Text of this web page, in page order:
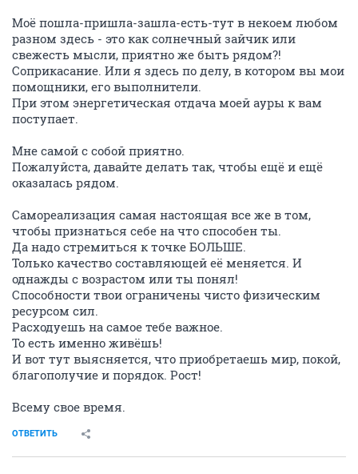
Моё пошла-пришла-зашла-есть-тут в некоем любом
разном здесь - это как солнечный зайчик или
свежесть мысли, приятно же быть рядом?!
Соприкасание. Или я здесь по делу, в котором вы мои
помощники, его выполнители.
При этом энергетическая отдача моей ауры к вам
поступает.
Мне самой с собой приятно.
Пожалуйста, давайте делать так, чтобы ещё и ещё
оказалась рядом.
Самореализация самая настоящая все же в том,
чтобы признаться себе на что способен ты.
Да надо стремиться к точке БОЛЬШЕ.
Только качество составляющей её меняется. И
однажды с возрастом или ты понял!
Способности твои ограничены чисто физическим
ресурсом сил.
Расходуешь на самое тебе важное.
То есть именно живёшь!
И вот тут выясняется, что приобретаешь мир, покой,
благополучие и порядок. Рост!
Всему свое время.
ОТВЕТИТЬ